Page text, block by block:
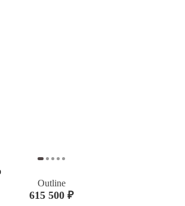
Outline
615 500 ₽